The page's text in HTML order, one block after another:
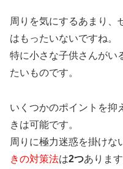
周りを気にするあまり、
はもったいないですね。
特に小さな子供さんがい
たいものです。
いくつかのポイントを抑
きは可能です。
周りに極力迷惑を掛けな
きの対策法は2つあります